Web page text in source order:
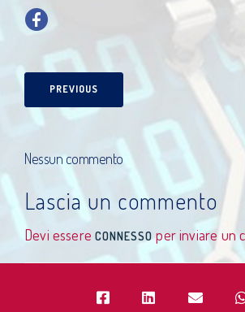
PREVIOUS
Nessun commento
Lascia un commento
Devi essereCONNESSO per inviare un